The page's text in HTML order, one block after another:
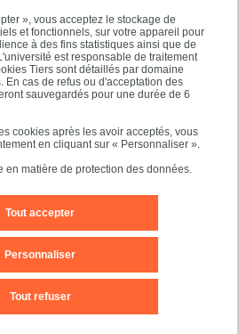
», vous acceptez le stockage de
et fonctionnels, sur votre appareil pour
à des fins statistiques ainsi que de
est responsable de traitement
Tiers sont détaillés par domaine
En cas de refus ou d'acceptation des
sauvegardés pour une durée de 6
cookies après les avoir acceptés, vous
en cliquant sur « Personnaliser ».
en matière de protection des données.
Tout accepter
Tout refuser
Personnaliser
Nous contacter
Plan du site